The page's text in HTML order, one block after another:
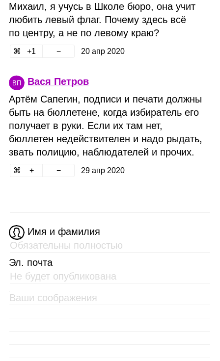
Михаил, я учусь в Школе бюро, она учит
любить левый флаг. Почему здесь всё
по центру, а не по левому краю?
1 20 апр 2020
ВП
Вася Петров
Артём Сапегин, подписи и печати должны
быть на бюллетене, когда избиратель его
получает в руки. Если их там нет,
бюллетен недействителен и надо рыдать,
звать полицию, наблюдателей и прочих.
29 апр 2020
Имя и фамилия
Эл. почта